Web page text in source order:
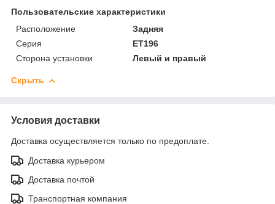
Пользовательские характеристики
Расположение
Задняя
Серия
ET196
Сторона установки
Левый и правый
Скрыть
Условия доставки
Доставка осуществляется только по предоплате.
Доставка курьером
Доставка почтой
Транспортная компания